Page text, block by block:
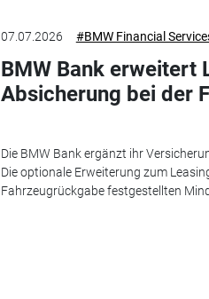
07.07.2026 #BMW Financial
BMW Bank erweitert
Absicherung bei der
Die BMW Bank ergänzt ihr
Die optionale Erweiterung zum
Fahrzeugrückgabe festgestellten